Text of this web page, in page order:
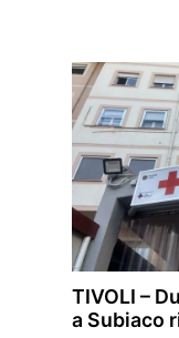
TIVOLI –
a Subiaco